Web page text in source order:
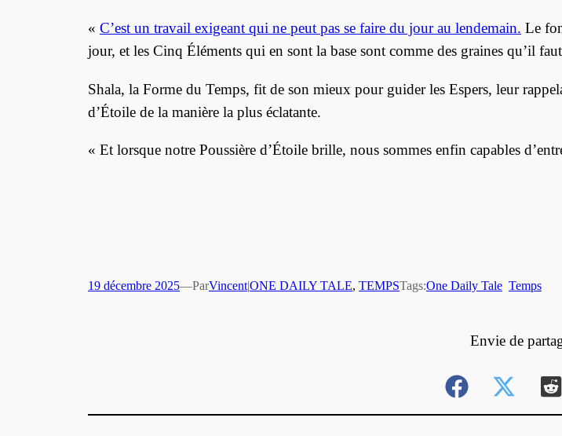
« C’est un travail exigeant qui ne peut pas se faire du jour au lendemain. Le
jour, et les Cinq Éléments qui en sont la base sont comme des graines qu’il
Shala, la Forme du Temps, fit de son mieux pour guider les Espers, leur
d’Étoile de la manière la plus éclatante.
« Et lorsque notre Poussière d’Étoile brille, nous sommes enfin capables
19 décembre 2025—ParVincent|ONE DAILY TALE, TEMPSTags:One Daily Tale Temps
Envie de